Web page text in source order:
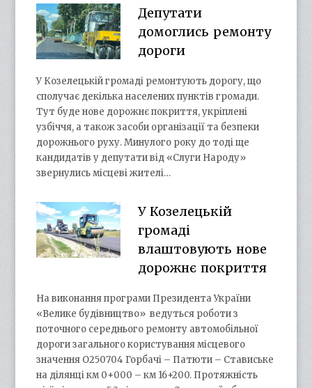
Депутати
домоглись ремонту
дороги
У Козелецькій громаді ремонтують дорогу, що
сполучає декілька населених пунктів громади.
Тут буде нове дорожнє покриття, укріплені
узбіччя, а також засоби організації та безпеки
дорожнього руху. Минулого року до тоді ще
кандидатів у депутати від «Слуги Народу»
звернулись місцеві жителі…
У Козелецькій
громаді
влаштовують нове
дорожнє покриття
На виконання програми Президента України
«Велике будівництво» ведуться роботи з
поточного середнього ремонту автомобільної
дороги загального користування місцевого
значення О250704 Горбачі – Патюти – Ставиське
на ділянці км 0+000 – км 16+200. Протяжність